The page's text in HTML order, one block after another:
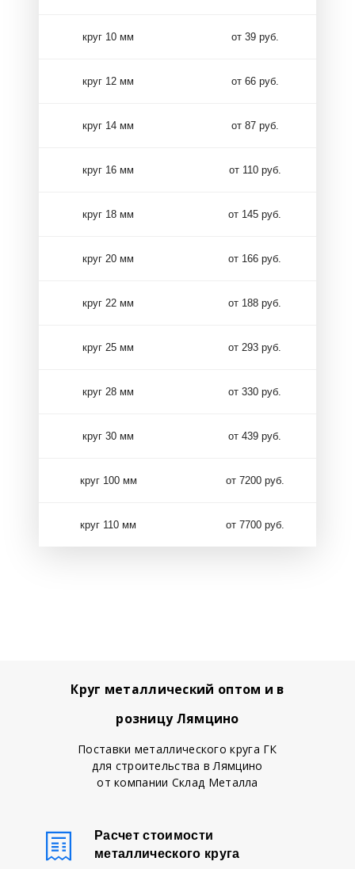
круг 10 мм от 39 руб.
круг 12 мм от 66 руб.
круг 14 мм от 87 руб.
круг 16 мм от 110 руб.
круг 18 мм от 145 руб.
круг 20 мм от 166 руб.
круг 22 мм от 188 руб.
круг 25 мм от 293 руб.
круг 28 мм от 330 руб.
круг 30 мм от 439 руб.
круг 100 мм от 7200 руб.
круг 110 мм от 7700 руб.
Круг металлический оптом и в
розницу Лямцино
Поставки металлического круга ГК
для строительства в Лямцино
от компании Склад Металла
Расчет стоимости
металлического круга